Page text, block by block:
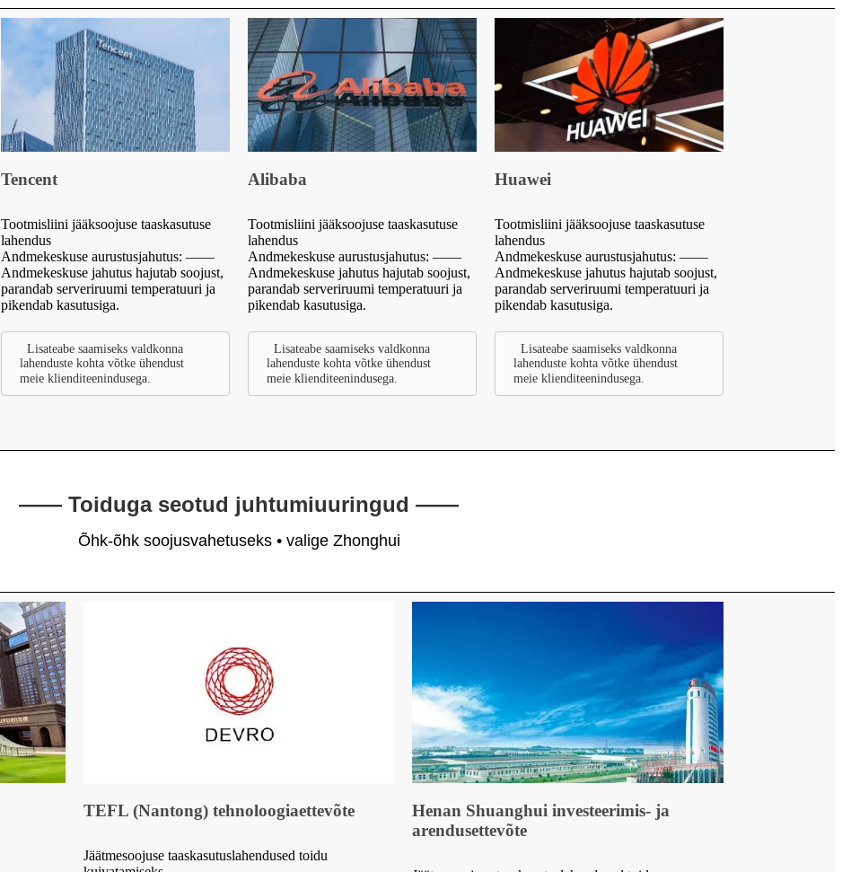
Tencent
Tootmisliini jääksoojuse taaskasutuse
lahendus
Andmekeskuse aurustusjahutus: ——
Andmekeskuse jahutus hajutab soojust,
parandab serveriruumi temperatuuri ja
pikendab kasutusiga.
Lisateabe saamiseks valdkonna
lahenduste kohta võtke ühendust
meie klienditeenindusega.
Alibaba
Tootmisliini jääksoojuse taaskasutuse
lahendus
Andmekeskuse aurustusjahutus: ——
Andmekeskuse jahutus hajutab soojust,
parandab serveriruumi temperatuuri ja
pikendab kasutusiga.
Lisateabe saamiseks valdkonna
lahenduste kohta võtke ühendust
meie klienditeenindusega.
Huawei
Tootmisliini jääksoojuse taaskasutuse
lahendus
Andmekeskuse aurustusjahutus: ——
Andmekeskuse jahutus hajutab soojust,
parandab serveriruumi temperatuuri ja
pikendab kasutusiga.
Lisateabe saamiseks valdkonna
lahenduste kohta võtke ühendust
meie klienditeenindusega.
—— Toiduga seotud juhtumiuuringud ——
Õhk-õhk soojusvahetuseks • valige Zhonghui
TEFL (Nantong) tehnoloogiaettevõte
Jäätmesoojuse taaskasutuslahendused toidu
Henan Shuanghui investeerimis- ja
arendusettevõte